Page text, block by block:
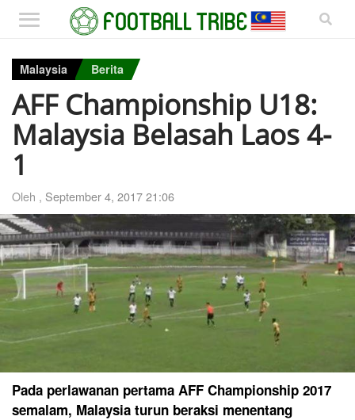
Malaysia Berita
AFF Championship U18:
Malaysia Belasah Laos 4-
1
Oleh , September 4, 2017 21:06
Pada perlawanan pertama AFF Championship 2017
semalam, Malaysia turun beraksi menentang